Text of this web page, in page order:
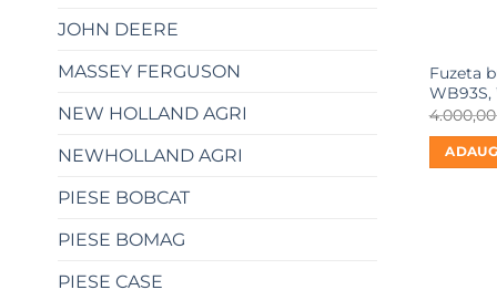
JOHN DEERE
MASSEY FERGUSON
NEW HOLLAND AGRI
NEWHOLLAND AGRI
PIESE BOBCAT
PIESE BOMAG
PIESE CASE
Fuzeta
WB93S,